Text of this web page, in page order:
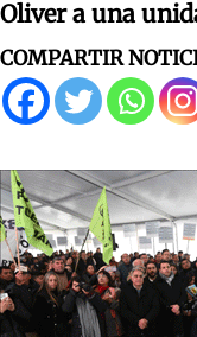
Oliver a una
COMPARTIR